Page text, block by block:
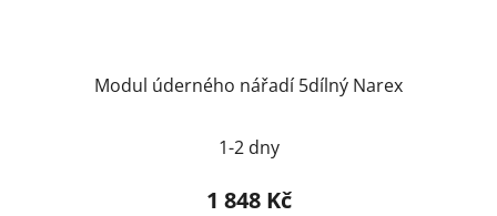
Modul úderného nářadí 5dílný Narex
1-2 dny
1 848 Kč